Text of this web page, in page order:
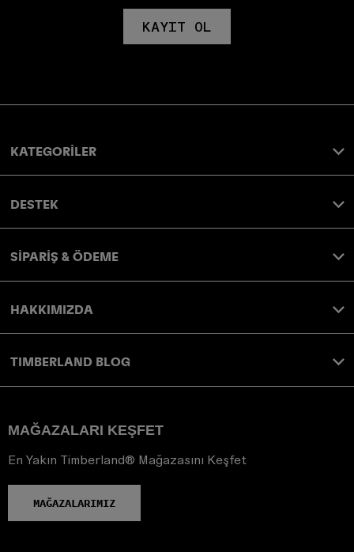
KAYIT OL
KATEGORİLER
DESTEK
SİPARİŞ & ÖDEME
HAKKIMIZDA
TIMBERLAND BLOG
MAĞAZALARI KEŞFET
En Yakın Timberland® Mağazasını Keşfet
MAĞAZALARIMIZ